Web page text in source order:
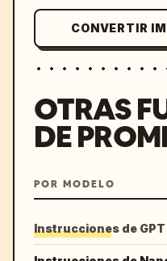
CONVERTIR
OTRAS
DE
POR MODELO
Instrucciones de GPT